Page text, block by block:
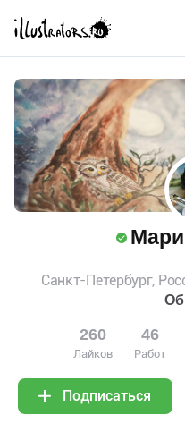
Санкт-Петербург,
Об
260
Лайков
46
Работ
Подписаться